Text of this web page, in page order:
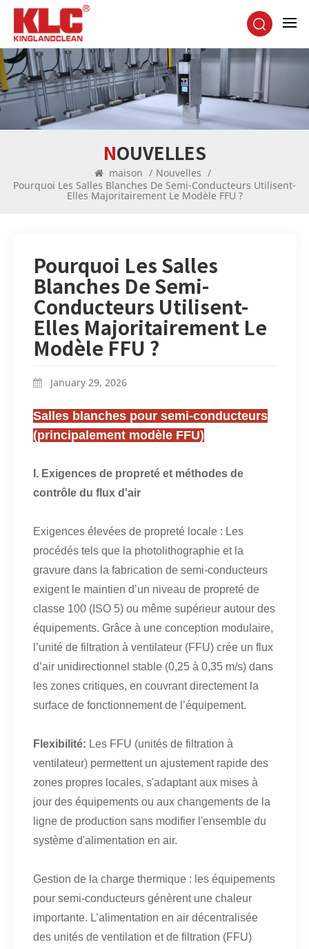
NOUVELLES
maison / Nouvelles /
Pourquoi Les Salles Blanches De Semi-Conducteurs Utilisent-
Elles Majoritairement Le Modèle FFU ?
Pourquoi Les Salles
Blanches De Semi-
Conducteurs Utilisent-
Elles Majoritairement Le
Modèle FFU ?
January 29, 2026
Salles blanches pour semi-conducteurs
(principalement modèle FFU)
I. Exigences de propreté et méthodes de
contrôle du flux d'air
Exigences élevées de propreté locale : Les
procédés tels que la photolithographie et la
gravure dans la fabrication de semi-conducteurs
exigent le maintien d’un niveau de propreté de
classe 100 (ISO 5) ou même supérieur autour des
équipements. Grâce à une conception modulaire,
l’unité de filtration à ventilateur (FFU) crée un flux
d’air unidirectionnel stable (0,25 à 0,35 m/s) dans
les zones critiques, en couvrant directement la
surface de fonctionnement de l’équipement.
Flexibilité: Les FFU (unités de filtration à
ventilateur) permettent un ajustement rapide des
zones propres locales, s'adaptant aux mises à
jour des équipements ou aux changements de la
ligne de production sans modifier l'ensemble du
système d'alimentation en air.
Gestion de la charge thermique : les équipements
pour semi-conducteurs génèrent une chaleur
importante. L’alimentation en air décentralisée
des unités de ventilation et de filtration (FFU)